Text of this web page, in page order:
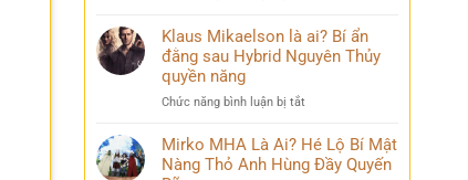
Thúy
sau
đăng
99+
Lý
Kỳ
nhất
khiến
Klaus Mikaelson là ai? Bí ẩn
đằng sau Hybrid Nguyên Thủy
quyền năng
Chức năng bình luận bị tắt
Mikaelson
ai?
Mirko MHA Là Ai? Hé Lộ Bí Mật
Nàng Thỏ Anh Hùng Đầy Quyến